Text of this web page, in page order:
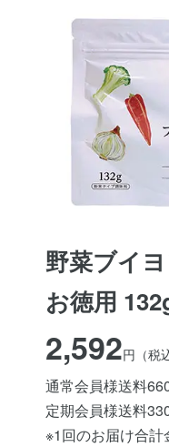
野菜ブイ
お徳用
2,592円（税
通常会員様送料
定期会員様送料
※1回のお届け合